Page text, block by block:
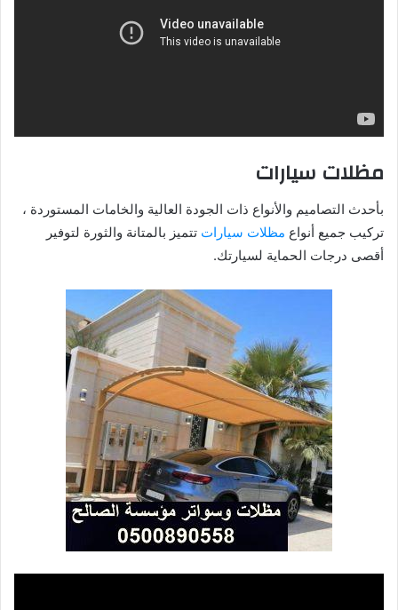
مظلات سيارات
بأحدث التصاميم والأنواع ذات الجودة العالية والخامات المستوردة ،
تركيب جميع أنواع مظلات سيارات تتميز بالمتانة والثورة لتوفير
أقصى درجات الحماية لسيارتك.